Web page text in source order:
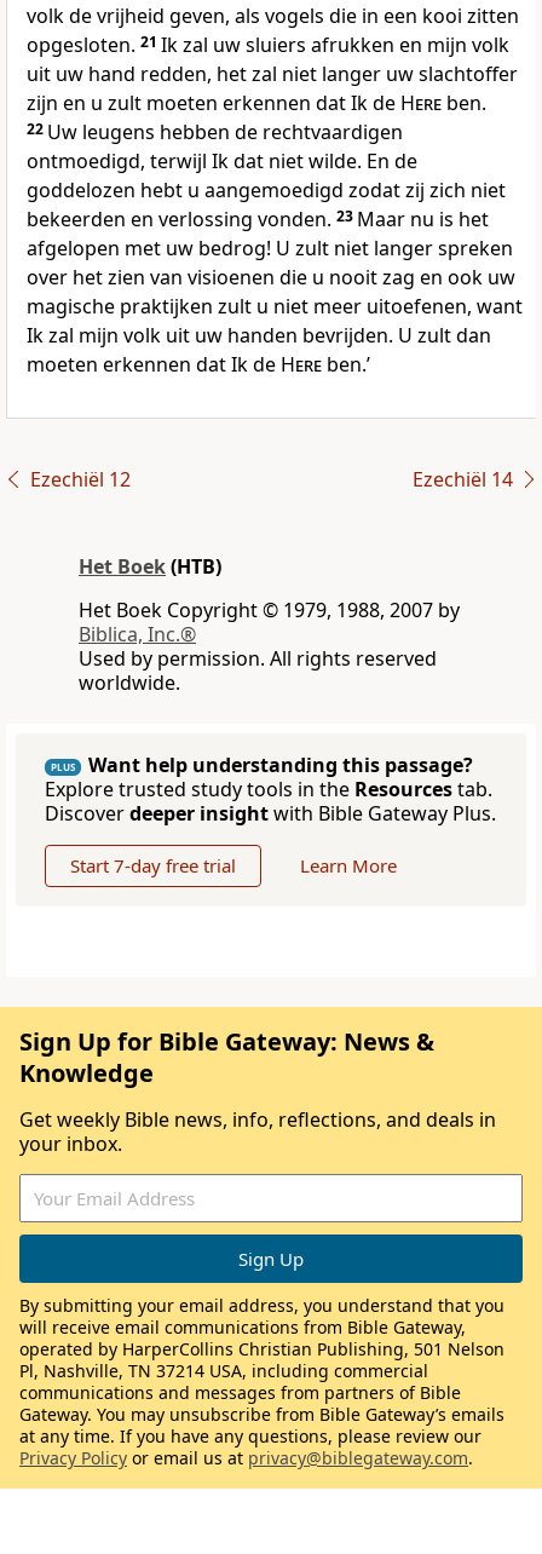
volk de vrijheid geven, als vogels die in een kooi zitten
opgesloten. 21 Ik zal uw sluiers afrukken en mijn volk
uit uw hand redden, het zal niet langer uw slachtoffer
zijn en u zult moeten erkennen dat Ik de Here ben.
22 Uw leugens hebben de rechtvaardigen
ontmoedigd, terwijl Ik dat niet wilde. En de
goddelozen hebt u aangemoedigd zodat zij zich niet
bekeerden en verlossing vonden. 23 Maar nu is het
afgelopen met uw bedrog! U zult niet langer spreken
over het zien van visioenen die u nooit zag en ook uw
magische praktijken zult u niet meer uitoefenen, want
Ik zal mijn volk uit uw handen bevrijden. U zult dan
moeten erkennen dat Ik de Here ben.’
Ezechiël 12 Ezechiël 14
Het Boek(HTB)
Het Boek Copyright © 1979, 1988, 2007 by
Biblica, Inc.®
Used by permission. All rights reserved
worldwide.
PLUS
Want help understanding this passage?
Explore trusted study tools in the Resourcestab.
Discoverdeeper insightwith Bible Gateway Plus.
Start 7-day free trial Learn More
Sign Up for Bible Gateway: News &
Knowledge
Get weekly Bible news, info, reflections, and deals in
your inbox.
By submitting your email address, you understand that you
will receive email communications from Bible Gateway,
operated by HarperCollins Christian Publishing, 501 Nelson
Pl, Nashville, TN 37214 USA, including commercial
communications and messages from partners of Bible
Gateway. You may unsubscribe from Bible Gateway’s emails
at any time. If you have any questions, please review our
Privacy Policy or email us at privacy@biblegateway.com.